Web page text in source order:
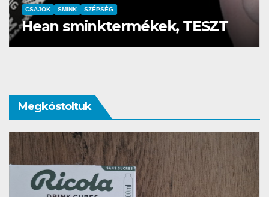
sminkre SZÉPSÉG
Hean
Megkóstoltuk